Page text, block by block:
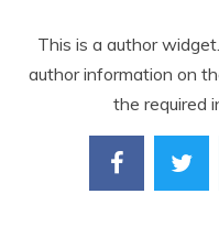
This is a author
author information on
the required